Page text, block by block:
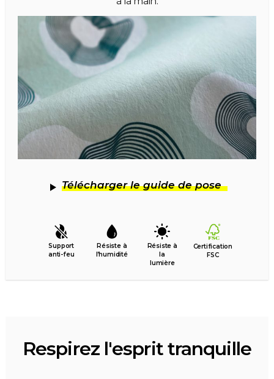
Télécharger le guide de pose
Support
anti-feu
Résiste à
l’humidité
Résiste à
la
lumière
Certification
FSC
Respirez l'esprit tranquille